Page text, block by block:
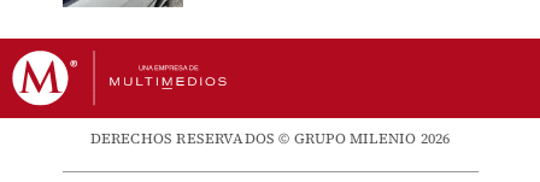
DERECHOS RESERVADOS © GRUPO MILENIO 2026